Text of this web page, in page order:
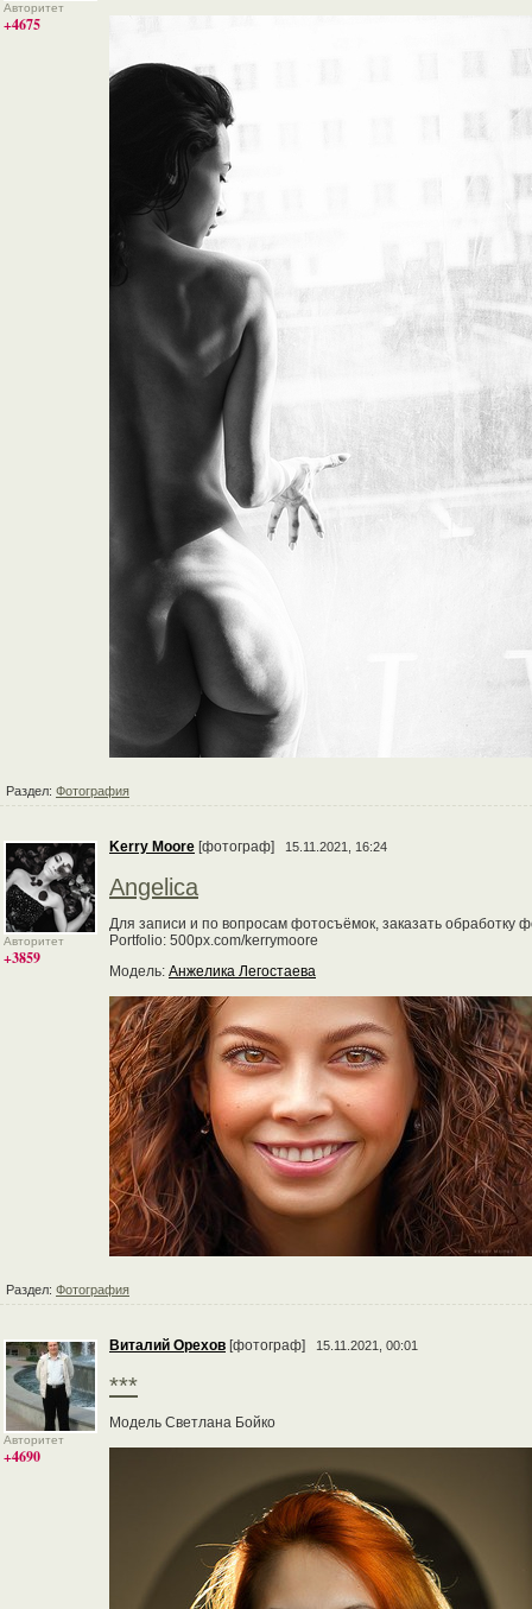
Авторитет
+4675
Раздел: Фотография
Авторитет
+3859
Kerry Moore [фотограф] 15.11.2021, 16:24
Angelica
Для записи и по вопросам фотосъёмок, заказать обработку
Portfolio: 500px.com/kerrymoore
Модель: Анжелика Легостаева
Раздел: Фотография
Авторитет
+4690
Виталий Орехов [фотограф] 15.11.2021, 00:01
***
Модель Светлана Бойко